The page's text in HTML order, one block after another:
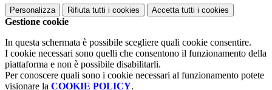
Personalizza Rifiuta tutti i cookies Accetta tutti i cookies
Gestione cookie
In questa schermata è possibile scegliere quali cookie consentire.
I cookie necessari sono quelli che consentono il funzionamento della
piattaforma e non è possibile disabilitarli.
Per conoscere quali sono i cookie necessari al funzionamento potete
visionare la COOKIE POLICY.